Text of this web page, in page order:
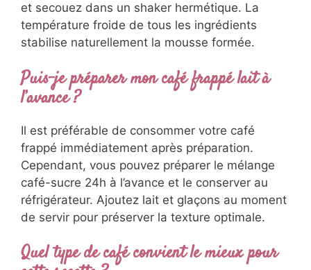
café frappé lait
Comment obtenir une mousse persistante
dans ma recette café frappé lait ?
La mousse persistante résulte d’un shaking
glaçons. Utilisez du café légèrement
concentré et secouez dans un shaker
hermétique. La température froide de tous les
ingrédients stabilise naturellement la mousse
formée.
Puis-je préparer mon café frappé lait à
l’avance ?